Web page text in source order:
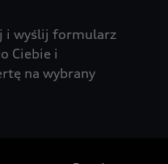
i wyślij formularz
Ciebie i
na wybrany